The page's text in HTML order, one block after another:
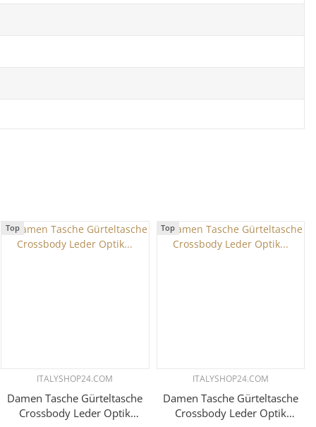
Top
ITALYSHOP24.COM
Damen Tasche Gürteltasche
Crossbody Leder Optik
Top
ITALYSHOP24.COM
Damen Tasche Gürteltasche
Crossbody Leder Optik